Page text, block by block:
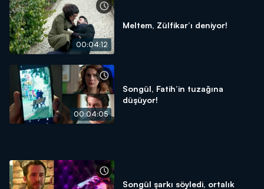
00:04:12
Meltem, Zülfikar’ı deniyor!
00:04:05
Songül, Fatih’in tuzağına
düşüyor!
Songül şarkı söyledi, ortalık